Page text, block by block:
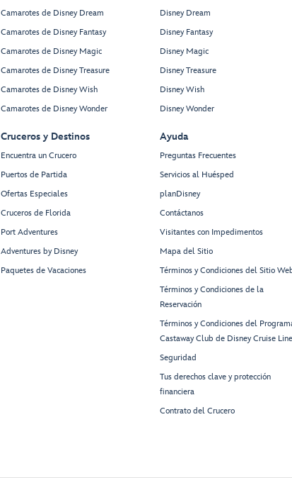
Camarotes de Disney Dream
Camarotes de Disney Fantasy
Camarotes de Disney Magic
Camarotes de Disney Treasure
Camarotes de Disney Wish
Camarotes de Disney Wonder
Cruceros y Destinos
Encuentra un Crucero
Puertos de Partida
Ofertas Especiales
Cruceros de Florida
Port Adventures
Adventures by Disney
Paquetes de Vacaciones
Disney Dream
Disney Fantasy
Disney Magic
Disney Treasure
Disney Wish
Disney Wonder
Ayuda
Preguntas Frecuentes
Servicios al Huésped
planDisney
Contáctanos
Visitantes con Impedimentos
Mapa del Sitio
Términos y Condiciones del Sitio
Términos y Condiciones de la
Reservación
Términos y Condiciones del
Castaway Club de Disney Cruise Line
Seguridad
Tus derechos clave y protección
financiera
Contrato del Crucero